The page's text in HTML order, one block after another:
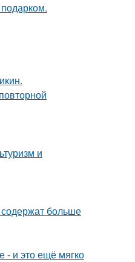
и
содержат больше
- и это ещё мягко